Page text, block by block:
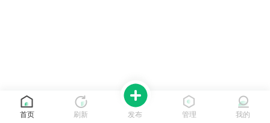
首页 刷新 发布 管理 我的